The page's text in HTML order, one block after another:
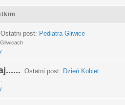
Ostatni post: Pediatra Gliwice
Ostatni post: Dzień Kobiet